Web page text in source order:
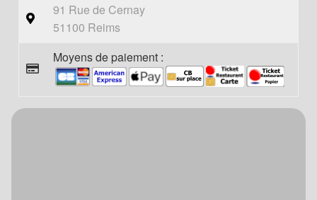
91 Rue de Cernay
51100 Reims
Moyens de paiement :